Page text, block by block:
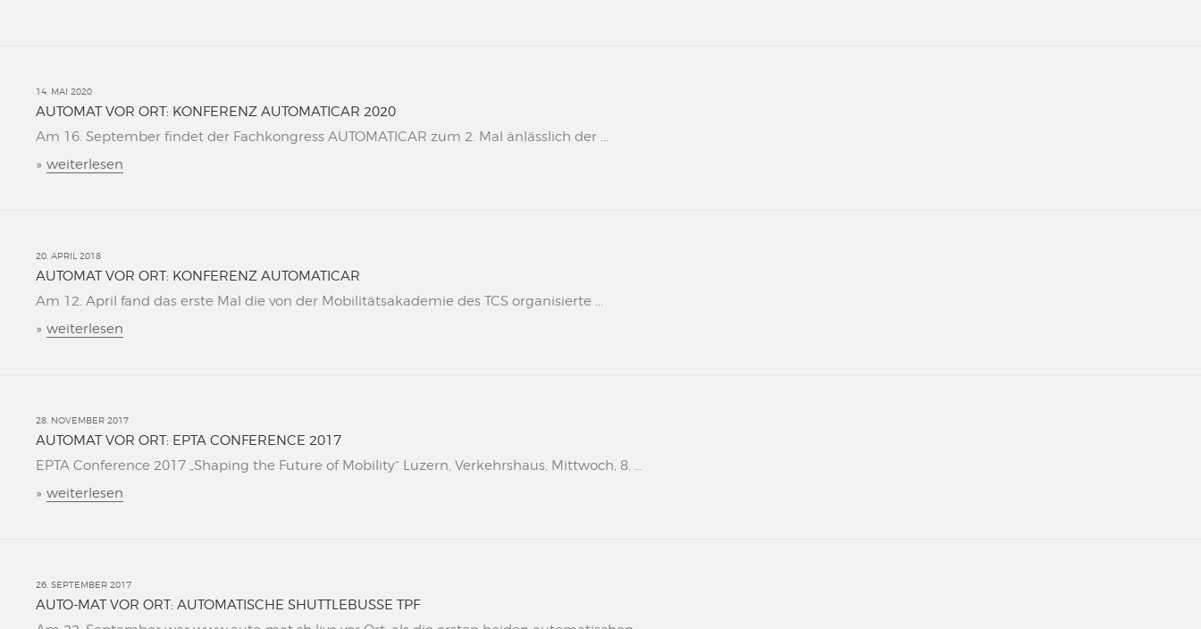
14. MAI 2020
AUTOMAT VOR ORT: KONFERENZ AUTOMATICAR 2020
Am 16. September findet der Fachkongress AUTOMATICAR zum 2. Mal änlässlich der ...
» weiterlesen
20. APRIL 2018
AUTOMAT VOR ORT: KONFERENZ AUTOMATICAR
Am 12. April fand das erste Mal die von der Mobilitätsakademie des TCS organisierte ...
» weiterlesen
28. NOVEMBER 2017
AUTOMAT VOR ORT: EPTA CONFERENCE 2017
EPTA Conference 2017 „Shaping the Future of Mobility“ Luzern, Verkehrshaus, Mittwoch, 8. ...
» weiterlesen
26. SEPTEMBER 2017
AUTO-MAT VOR ORT: AUTOMATISCHE SHUTTLEBUSSE TPF